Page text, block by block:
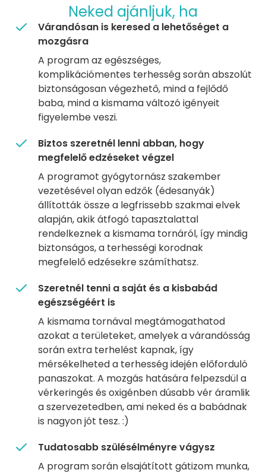
Neked ajánljuk, ha
Várandósan is keresed a lehetőséget a
mozgásra
A program az egészséges,
komplikációmentes terhesség során abszolút
biztonságosan végezhető, mind a fejlődő
baba, mind a kismama változó igényeit
figyelembe veszi.
Biztos szeretnél lenni abban, hogy
megfelelő edzéseket végzel
A programot gyógytornász szakember
vezetésével olyan edzők (édesanyák)
állították össze a legfrissebb szakmai elvek
alapján, akik átfogó tapasztalattal
rendelkeznek a kismama tornáról, így mindig
biztonságos, a terhességi korodnak
megfelelő edzésekre számíthatsz.
Szeretnél tenni a saját és a kisbabád
egészségéért is
A kismama tornával megtámogathatod
azokat a területeket, amelyek a várandósság
során extra terhelést kapnak, így
mérsékelheted a terhesség idején előforduló
panaszokat. A mozgás hatására felpezsdül a
vérkeringés és oxigénben dúsabb vér áramlik
a szervezetedben, ami neked és a babádnak
is nagyon jót tesz. :)
Tudatosabb szülésélményre vágysz
A program során elsajátított gátizom munka,